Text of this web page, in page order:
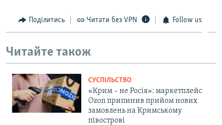
Поділитись Читати без VPN Follow us
Читайте також
СУСПІЛЬСТВО
«Крим – не Росія»: маркетплейс
Ozon припинив прийом нових
замовлень на Кримському
півострові